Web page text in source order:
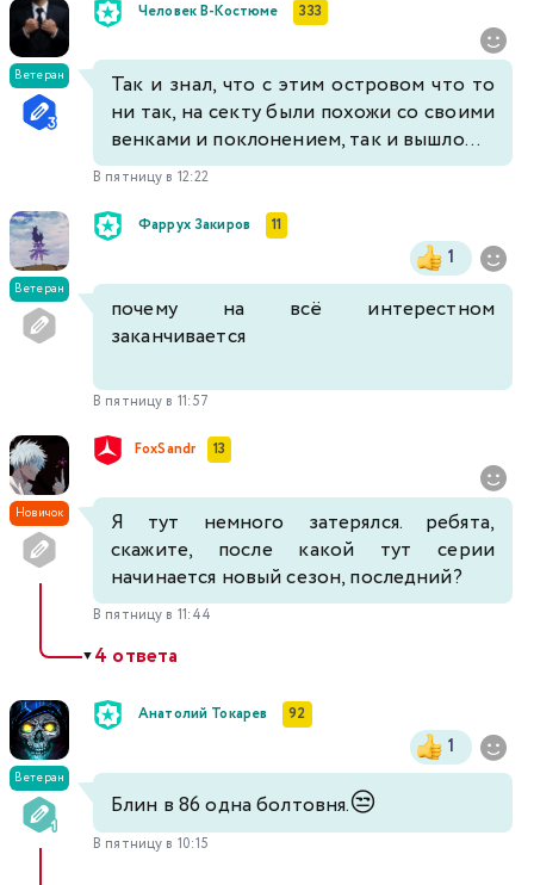
Ветеран
Человек В-Костюме 333
Так и знал, что с этим островом что то
ни так, на секту были похожи со своими
венками и поклонением, так и вышло...
В пятницу в 12:22
Ветеран
Фаррух Закиров 11
1
почему на всё интерестном
заканчивается
В пятницу в 11:57
Новичок
FoxSandr 13
Я тут немного затерялся. ребята,
скажите, после какой тут серии
начинается новый сезон, последний?
В пятницу в 11:44
▼4 ответа
Ветеран
Анатолий Токарев 92
1
Блин в 86 одна болтовня.😒
В пятницу в 10:15